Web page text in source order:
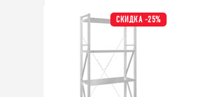
СКИДКА -25%